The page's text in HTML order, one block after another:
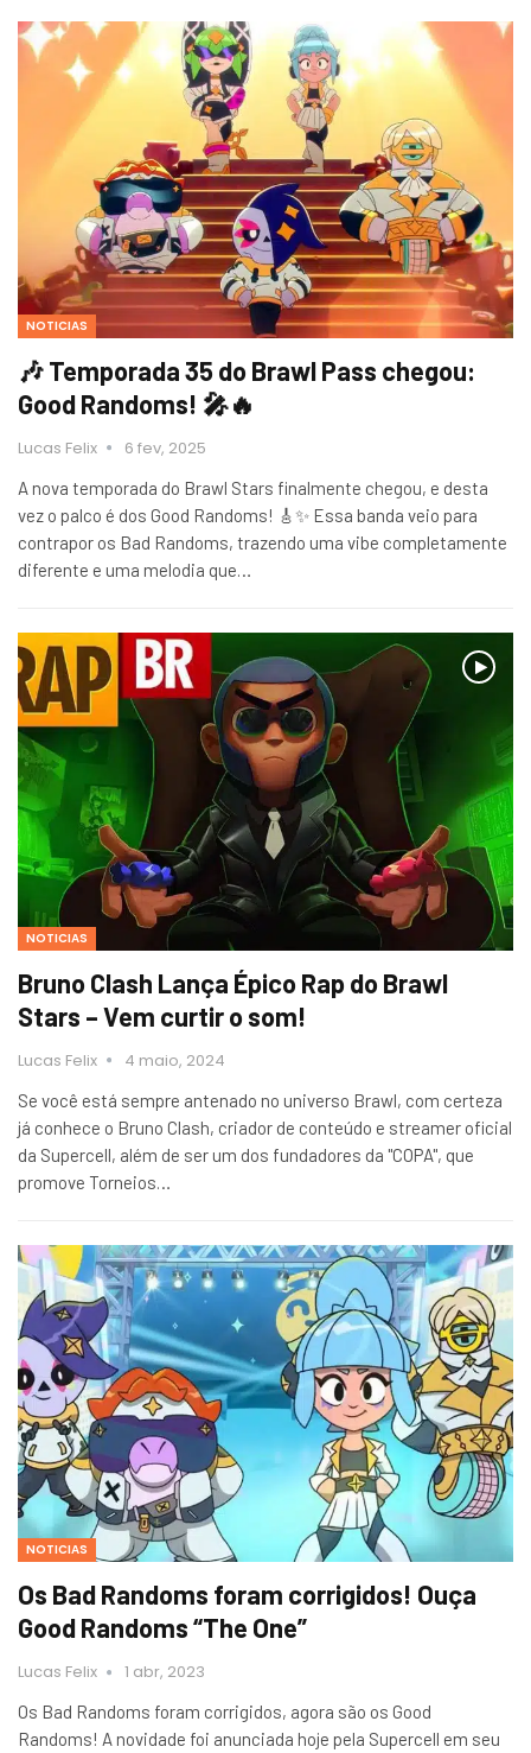
NOTICIAS
🎶 Temporada 35 do Brawl Pass chegou:
Good Randoms! 🎤🔥
Lucas Felix 6 fev, 2025
A nova temporada do Brawl Stars finalmente chegou, e desta
vez o palco é dos Good Randoms! 🎸✨ Essa banda veio para
contrapor os Bad Randoms, trazendo uma vibe completamente
diferente e uma melodia que…
NOTICIAS
Bruno Clash Lança Épico Rap do Brawl
Stars – Vem curtir o som!
Lucas Felix 4 maio, 2024
Se você está sempre antenado no universo Brawl, com certeza
já conhece o Bruno Clash, criador de conteúdo e streamer oficial
da Supercell, além de ser um dos fundadores da "COPA", que
promove Torneios…
NOTICIAS
Os Bad Randoms foram corrigidos! Ouça
Good Randoms “The One”
Lucas Felix 1 abr, 2023
Os Bad Randoms foram corrigidos, agora são os Good
Randoms! A novidade foi anunciada hoje pela Supercell em seu